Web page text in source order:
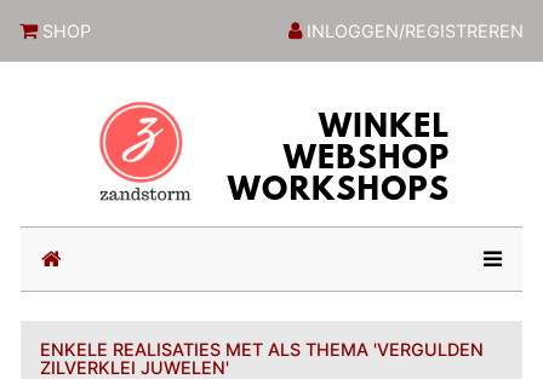
SHOP INLOGGEN/REGISTREREN
(current)
ENKELE REALISATIES MET ALS THEMA 'VERGULDEN
ZILVERKLEI JUWELEN'